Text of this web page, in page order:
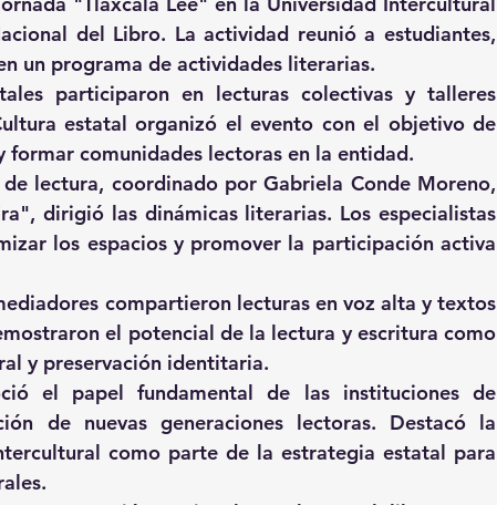
del Libro. La actividad reunió a estudiantes,
un programa de actividades literarias.
participaron en lecturas colectivas y talleres
estatal organizó el evento con el objetivo de
formar comunidades lectoras en la entidad.
lectura, coordinado por Gabriela Conde Moreno,
dirigió las dinámicas literarias. Los especialistas
los espacios y promover la participación activa
compartieron lecturas en voz alta y textos
el potencial de la lectura y escritura como
y preservación identitaria.
el papel fundamental de las instituciones de
de nuevas generaciones lectoras. Destacó la
como parte de la estrategia estatal para